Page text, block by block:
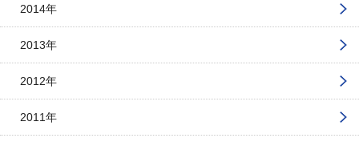
2014年
2013年
2012年
2011年